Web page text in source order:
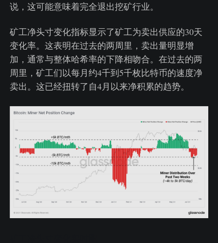
说，这可能意味着完全退出挖矿行业。
矿工净头寸变化指标显示了矿工为卖出供应的30天
变化率。这表明在过去的两周里，卖出量明显增
加，通常与整体哈希率的下降相吻合。在过去的两
周里，矿工们以每月约4千到5千枚比特币的速度净
卖出。这已经扭转了自4月以来净积累的趋势。